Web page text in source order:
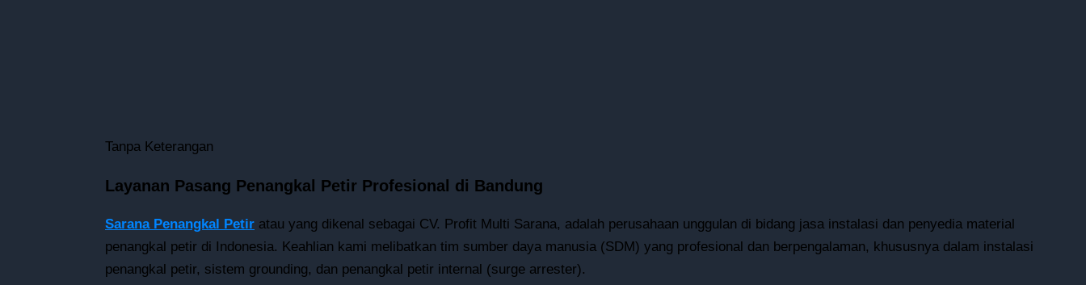
Tanpa Keterangan
Layanan Pasang Penangkal Petir Profesional di Bandung
Sarana Penangkal Petir atau yang dikenal sebagai CV. Profit Multi Sarana, adalah perusahaan unggulan di bidang jasa instalasi dan penyedia material
penangkal petir di Indonesia. Keahlian kami melibatkan tim sumber daya manusia (SDM) yang profesional dan berpengalaman, khususnya dalam instalasi
penangkal petir, sistem grounding, dan penangkal petir internal (surge arrester).